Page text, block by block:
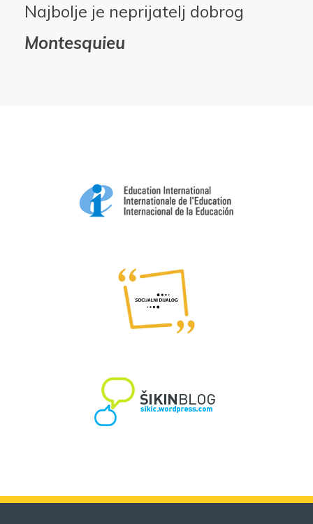
Najbolje je neprijatelj dobrog
Montesquieu